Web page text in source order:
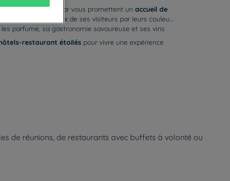
habitants de Colmar vous promettent un accueil de
ravissent les yeux de ses visiteurs par leurs couleurs
parfume, sa gastronomie savoureuse et ses vins
restaurant étoilés pour vivre une expérience
de réunions, de restaurants avec buffets à volonté ou